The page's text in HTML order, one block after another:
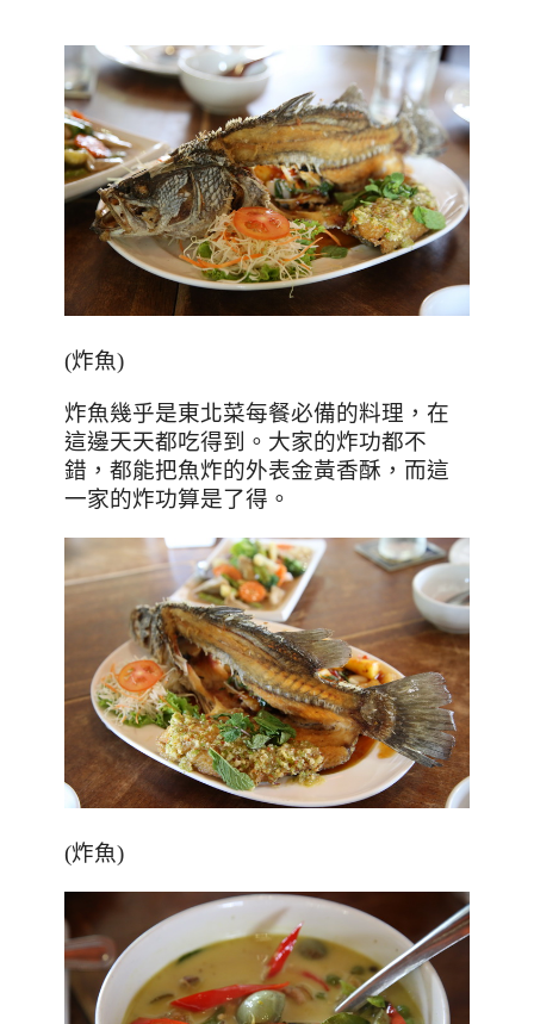
(炸魚)
炸魚幾乎是東北菜每餐必備的料理，在
這邊天天都吃得到。大家的炸功都不
錯，都能把魚炸的外表金黃香酥，而這
一家的炸功算是了得。
(炸魚)